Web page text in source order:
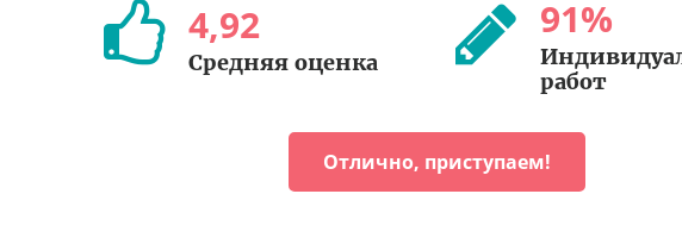
4,92
Средняя оценка
91%
работ
Отлично, приступаем!